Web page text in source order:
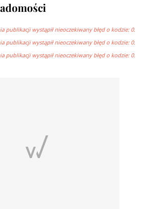
publikacji wystąpił nieoczekiwany błęd o kodzie: 0.
publikacji wystąpił nieoczekiwany błęd o kodzie: 0.
publikacji wystąpił nieoczekiwany błęd o kodzie: 0.